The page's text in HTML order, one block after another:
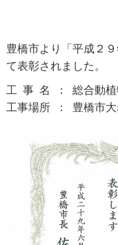
豊橋市より「平成２
て表彰されました。
工事名： 総合動
工事場所： 豊橋市